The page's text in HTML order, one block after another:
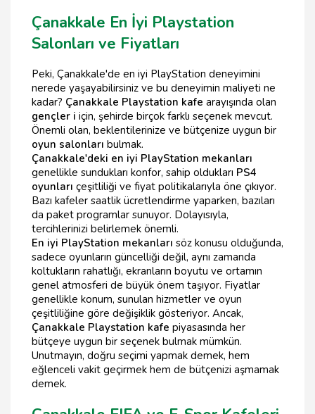
Çanakkale En İyi Playstation
Salonları ve Fiyatları
Peki, Çanakkale'de en iyi PlayStation deneyimini
nerede yaşayabilirsiniz ve bu deneyimin maliyeti ne
kadar? Çanakkale Playstation kafe arayışında olan
gençler i için, şehirde birçok farklı seçenek mevcut.
Önemli olan, beklentilerinize ve bütçenize uygun bir
oyun salonları bulmak.
Çanakkale'deki en iyi PlayStation mekanları
genellikle sundukları konfor, sahip oldukları PS4
oyunları çeşitliliği ve fiyat politikalarıyla öne çıkıyor.
Bazı kafeler saatlik ücretlendirme yaparken, bazıları
da paket programlar sunuyor. Dolayısıyla,
tercihlerinizi belirlemek önemli.
En iyi PlayStation mekanları söz konusu olduğunda,
sadece oyunların güncelliği değil, aynı zamanda
koltukların rahatlığı, ekranların boyutu ve ortamın
genel atmosferi de büyük önem taşıyor. Fiyatlar
genellikle konum, sunulan hizmetler ve oyun
çeşitliliğine göre değişiklik gösteriyor. Ancak,
Çanakkale Playstation kafe piyasasında her
bütçeye uygun bir seçenek bulmak mümkün.
Unutmayın, doğru seçimi yapmak demek, hem
eğlenceli vakit geçirmek hem de bütçenizi aşmamak
demek.